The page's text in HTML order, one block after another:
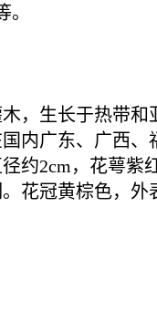
，生长于热带
内广东、广西、
约2cm，花萼
花冠黄棕色，